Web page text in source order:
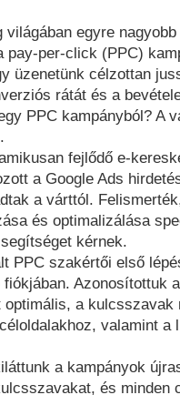
világában egyre
pay-per-click (PPC)
üzenetünk célzottan
rátát és a
PPC kampányból? A
fejlődő e-
a Google Ads
a várttól.
és optimalizálása
kérnek.
PPC szakértői első
Azonosítottuk
a kulcsszavak
valamint
a kampányok
és minden